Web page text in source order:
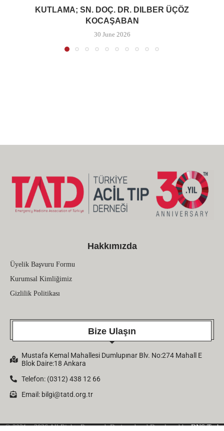
KUTLAMA; SN. DOÇ. DR. DILBER ÜÇÖZ
KOCAŞABAN
30 June 2026
Hakkımızda
Üyelik Başvuru Formu
Kurumsal Kimliğimiz
Gizlilik Politikası
Bize Ulaşın
Mustafa Kemal Mahallesi Dumlupınar Blv. No:274 Mahall E
Blok Daire:18 Ankara
Telefon: (0312) 438 12 66
Email: bilgi@tatd.org.tr
© 2021 – 2026 All Rights Reserved. Designed and Developed byDNS Tech